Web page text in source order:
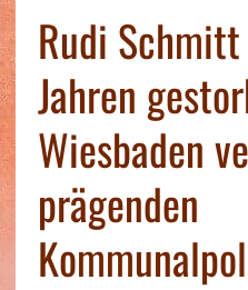
Rudi
Jahren
Wiesbaden
prägenden